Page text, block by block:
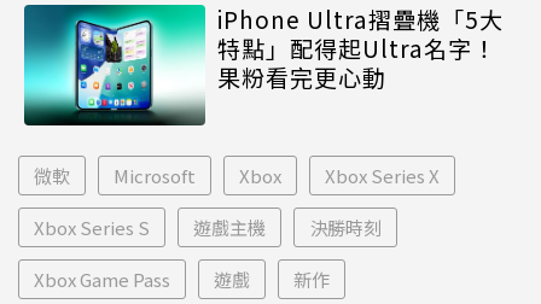
iPhone Ultra摺疊機「5大
特點」配得起Ultra名字！
果粉看完更心動
微軟 Microsoft Xbox Xbox Series X
Xbox Series S 遊戲主機 決勝時刻
Xbox Game Pass 遊戲 新作